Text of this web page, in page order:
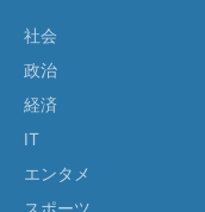
社会
政治
経済
IT
エンタメ
スポーツ